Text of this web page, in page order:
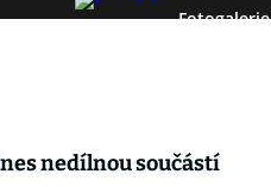
Fotogalerie
nedílnou součástí